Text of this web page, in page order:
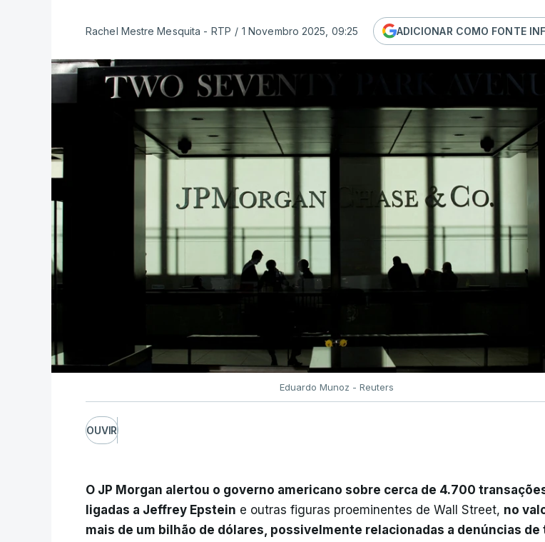
Rachel Mestre Mesquita - RTP / 1 Novembro 2025, 09:25 ADICIONAR COMO FONTE
Eduardo Munoz - Reuters
OUVIR
O JP Morgan alertou o governo americano sobre cerca de 4.700
ligadas a Jeffrey Epstein e outras figuras proeminentes de Wall Street, no
mais de um bilhão de dólares, possivelmente relacionadas a denúncias de